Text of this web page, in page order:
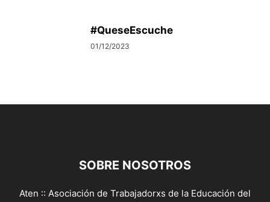
#QueseEscuche
01/12/2023
SOBRE NOSOTROS
Aten :: Asociación de Trabajadorxs de la Educación del